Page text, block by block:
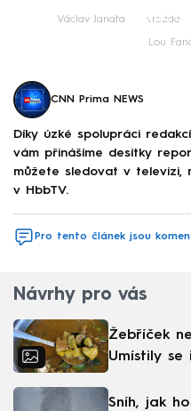
Václav Janata vražda
Lou
CNN Prima NEWS
Díky úzké spolupráci
vám přinášíme desítky
můžete sledovat v televizi,
v HbbTV.
Pro tento článek jsou
Návrhy pro vás
Žebříček
Umístily se
Sníh, jak